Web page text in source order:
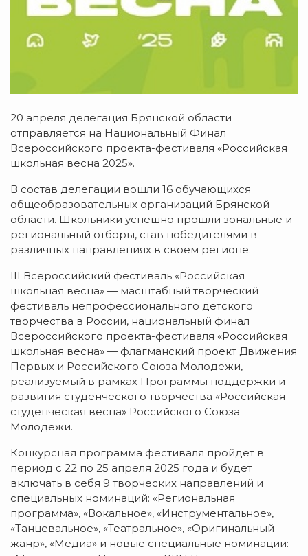
20 апреля делегация Брянской области
отправляется на Национальный Финал
Всероссийского проекта-фестиваля «Российская
школьная весна 2025».
В состав делегации вошли 16 обучающихся
общеобразовательных организаций Брянской
области. Школьники успешно прошли зональные и
региональный отборы, став победителями в
различных направлениях в своём регионе.
III Всероссийский фестиваль «Российская
школьная весна» — масштабный творческий
фестиваль непрофессионального детского
творчества в России, национальный финал
Всероссийского проекта-фестиваля «Российская
школьная весна» — флагманский проект Движения
Первых и Российского Союза Молодежи,
реализуемый в рамках Программы поддержки и
развития студенческого творчества «Российская
студенческая весна» Российского Союза
Молодежи.
Конкурсная программа фестиваля пройдет в
период с 22 по 25 апреля 2025 года и будет
включать в себя 9 творческих направлений и
специальных номинаций: «Региональная
программа», «Вокальное», «Инструментальное»,
«Танцевальное», «Театральное», «Оригинальный
жанр», «Медиа» и новые специальные номинации: